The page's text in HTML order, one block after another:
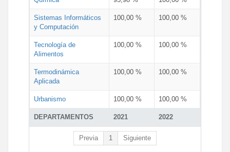
DEPARTAMENTOS 2021 2022
Sistemas Informáticos
y Computación
100,00 % 100,00 %
Tecnología de
Alimentos
100,00 % 100,00 %
Termodinámica
Aplicada
100,00 % 100,00 %
Urbanismo 100,00 % 100,00 %
Previa 1 Siguiente